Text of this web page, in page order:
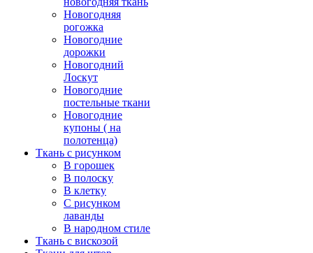
Новогодняя
рогожка
Новогодние
дорожки
Новогодний
Лоскут
Новогодние
постельные ткани
Новогодние
купоны ( на
полотенца)
Ткань с рисунком
В горошек
В полоску
В клетку
С рисунком
лаванды
В народном стиле
Ткань с вискозой